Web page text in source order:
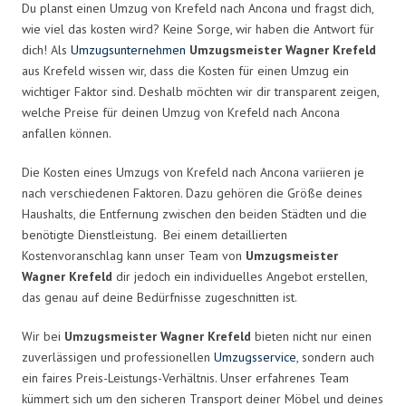
Du planst einen Umzug von Krefeld nach Ancona und fragst dich,
wie viel das kosten wird? Keine Sorge, wir haben die Antwort für
dich! Als Umzugsunternehmen Umzugsmeister Wagner Krefeld
aus Krefeld wissen wir, dass die Kosten für einen Umzug ein
wichtiger Faktor sind. Deshalb möchten wir dir transparent zeigen,
welche Preise für deinen Umzug von Krefeld nach Ancona
anfallen können.
Die Kosten eines Umzugs von Krefeld nach Ancona variieren je
nach verschiedenen Faktoren. Dazu gehören die Größe deines
Haushalts, die Entfernung zwischen den beiden Städten und die
benötigte Dienstleistung. Bei einem detaillierten
Kostenvoranschlag kann unser Team von Umzugsmeister
Wagner Krefeld dir jedoch ein individuelles Angebot erstellen,
das genau auf deine Bedürfnisse zugeschnitten ist.
Wir bei Umzugsmeister Wagner Krefeld bieten nicht nur einen
zuverlässigen und professionellen Umzugsservice, sondern auch
ein faires Preis-Leistungs-Verhältnis. Unser erfahrenes Team
kümmert sich um den sicheren Transport deiner Möbel und deines